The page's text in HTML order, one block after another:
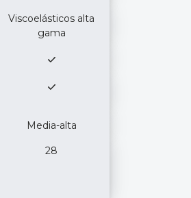
Viscoelásticos alta
gama
Media-alta
28